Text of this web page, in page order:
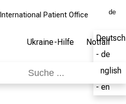
International Patient Office de
Deutsch
- de
English
- en
Ukraine-Hilfe Notfall